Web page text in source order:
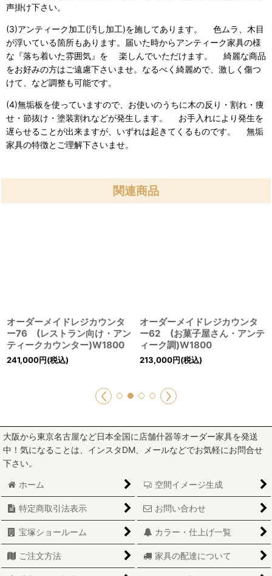
声掛け下さい。
(3)アンティーク加工(汚し加工)を施してあります。 色ムラ、木目
が浮いている箇所もあります。届いた時からアンティーク家具の様
な『落ち着いた雰囲気』を 楽しんでいただけます。 綺麗な商品
をお好みの方はご遠慮下さいませ。なるべく綺麗めで、激しく傷つ
けて、など調整も可能です。
(4)無垢板を使っていますので、お使いのうちに木の反り・割れ・痩
せ・節抜け・塗装割れなどが発生します。 お手入れにより発生を
遅らせることが出来ますが、いずれは起きてくるものです。 無垢
家具の特徴とご理解下さいませ。
関連商品
オーダーメイドレジカウンタ
ー76 (レストラン向け・アン
ティークカウンター)W1800
241,000円(税込)
オーダーメイドレジカウンタ
ー62 (お菓子屋さん・アンテ
ィーク調)W1800
213,000円(税込)
大阪から東京名古屋など日本全国に店舗什器等オーダー家具を発送
中！気になることは、インスタDM、メールなどでお気軽にお問合せ
下さい。
ホーム 空間イメージ生成
特定商取引法表示 お問い合わせ
宝塚ショールーム カラー・仕上げ一覧
ご注文方法 家具の配達について